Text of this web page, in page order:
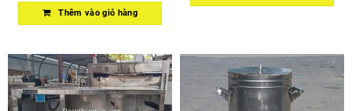
Thêm vào giỏ hàng